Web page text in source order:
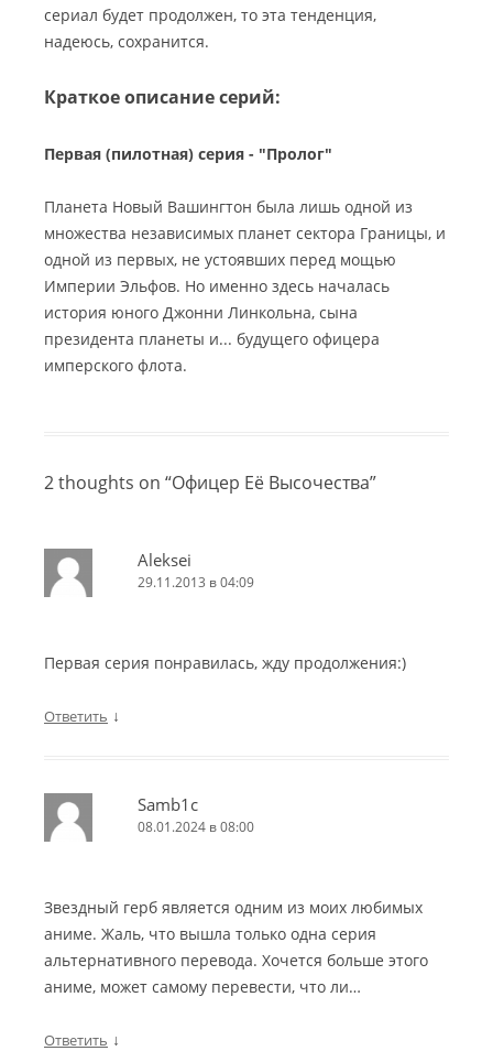
сериал будет продолжен, то эта тенденция,
надеюсь, сохранится.
Краткое описание серий:
Первая (пилотная) серия - "Пролог"
Планета Новый Вашингтон была лишь одной из
множества независимых планет сектора Границы, и
одной из первых, не устоявших перед мощью
Империи Эльфов. Но именно здесь началась
история юного Джонни Линкольна, сына
президента планеты и... будущего офицера
имперского флота.
2 thoughts on “Офицер Её Высочества”
Aleksei
29.11.2013 в 04:09
Первая серия понравилась, жду продолжения:)
Ответить ↓
Samb1c
08.01.2024 в 08:00
Звездный герб является одним из моих любимых
аниме. Жаль, что вышла только одна серия
альтернативного перевода. Хочется больше этого
аниме, может самому перевести, что ли…
Ответить ↓